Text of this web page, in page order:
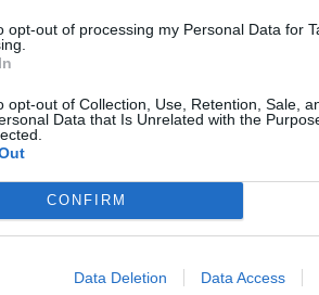
opt-out of processing my Personal Data for
opt-out of Collection, Use, Retention, Sale,
Data that Is Unrelated with the
CONFIRM
Data Deletion Data Access
Aiškiaregės pranašystė: numatė
Taro kortų horoskopas rugpjūčio
sėkmė, Jaučiams – greiti sprendimai